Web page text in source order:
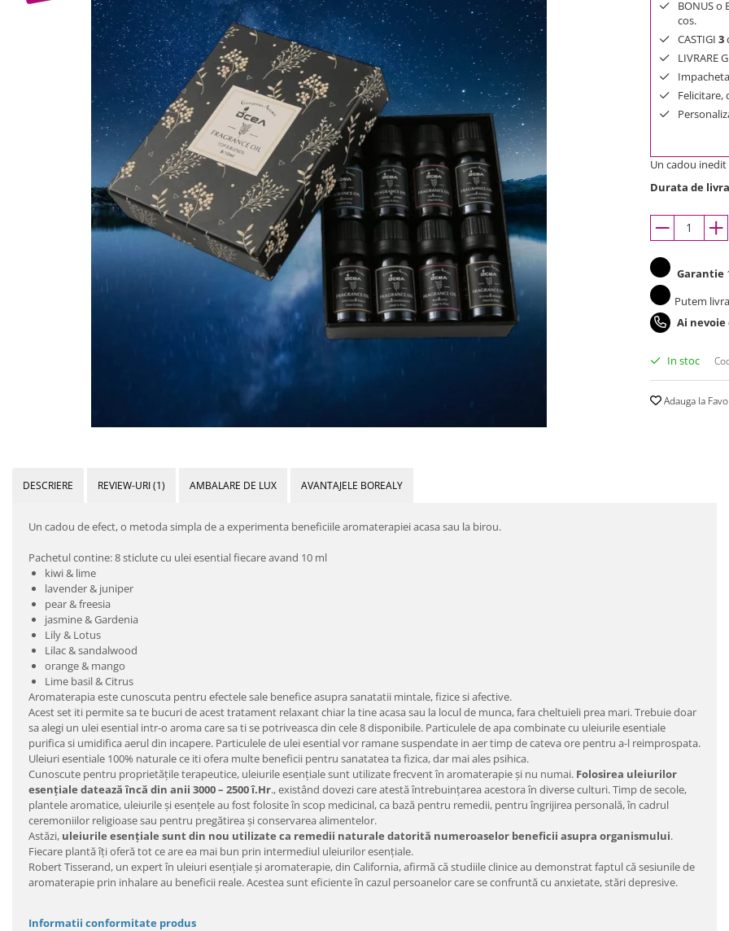
Cele mai vandute
Cele mai votate
0 Lei - 100 Lei
100 Lei - 200 Lei
300 Lei - 500 Lei
BONUS o
cos.
CASTIGI 3
LIVRARE
Felicitare,
Un cadou inedit
Durata de
Garantie
Putem
Ai
In stoc
Adauga la
DESCRIERE REVIEW-URI(1) AMBALARE DE LUX AVANTAJELE BOREALY
Un cadou de efect, o metoda simpla de a experimenta beneficiile aromaterapiei acasa sau la birou.
Pachetul contine: 8 sticlute cu ulei esential fiecare avand 10 ml
kiwi & lime
lavender & juniper
pear & freesia
jasmine & Gardenia
Lily & Lotus
Lilac & sandalwood
orange & mango
Lime basil & Citrus
Aromaterapia este cunoscuta pentru efectele sale benefice asupra sanatatii mintale, fizice si afective.
Acest set iti permite sa te bucuri de acest tratament relaxant chiar la tine acasa sau la locul de munca, fara cheltuieli prea mari. Trebuie doar
sa alegi un ulei esential intr-o aroma care sa ti se potriveasca din cele 8 disponibile. Particulele de apa combinate cu uleiurile esentiale
purifica si umidifica aerul din incapere. Particulele de ulei esential vor ramane suspendate in aer timp de cateva ore pentru a-l reimprospata.
Uleiuri esentiale 100% naturale ce iti ofera multe beneficii pentru sanatatea ta fizica, dar mai ales psihica.
Cunoscute pentru proprietățile terapeutice, uleiurile esențiale sunt utilizate frecvent în aromaterapie și nu numai. Folosirea uleiurilor
esențiale datează încă din anii 3000 – 2500 î.Hr., existând dovezi care atestă întrebuințarea acestora în diverse culturi. Timp de secole,
plantele aromatice, uleiurile și esențele au fost folosite în scop medicinal, ca bază pentru remedii, pentru îngrijirea personală, în cadrul
ceremoniilor religioase sau pentru pregătirea și conservarea alimentelor.
Astăzi, uleiurile esențiale sunt din nou utilizate ca remedii naturale datorită numeroaselor beneficii asupra organismului.
Fiecare plantă îți oferă tot ce are ea mai bun prin intermediul uleiurilor esențiale.
Robert Tisserand, un expert în uleiuri esențiale și aromaterapie, din California, afirmă că studiile clinice au demonstrat faptul că sesiunile de
aromaterapie prin inhalare au beneficii reale. Acestea sunt eficiente în cazul persoanelor care se confruntă cu anxietate, stări depresive.
Informatii conformitate produs